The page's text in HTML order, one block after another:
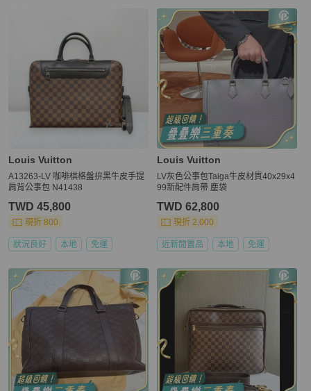
Louis Vuitton
A13263-LV 咖啡棋格盤拚黑牛皮手提
肩背公事包 N41438
TWD 45,800
現折 800
狀況良好 本地 免運
Louis Vuitton
LV灰色公事包Taiga牛皮材質40x29x4
99新配件肩帶 塵袋
TWD 62,800
現折 2,000
近新閒置品 本地 免運